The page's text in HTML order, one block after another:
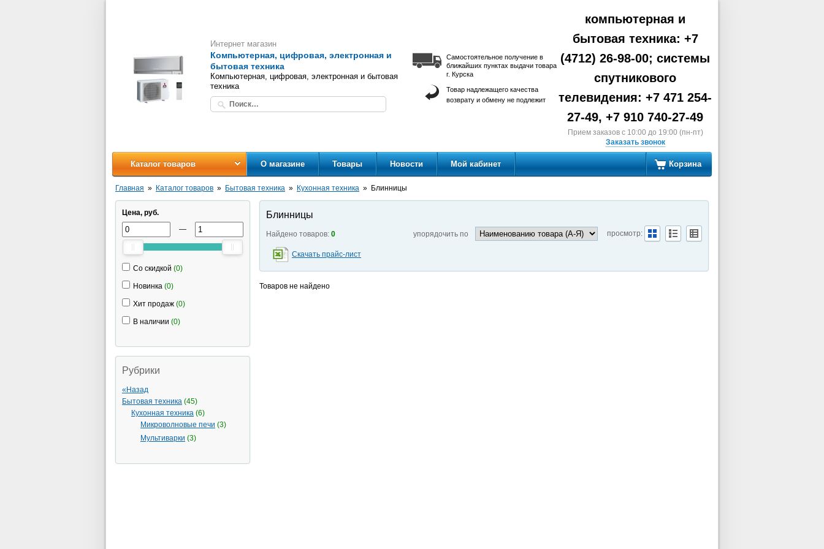
Интернет магазин
Компьютерная, цифровая, электронная и
бытовая техника
Компьютерная, цифровая, электронная и бытовая
техника
Самостоятельное получение в
ближайших пунктах выдачи товара
г. Курска
Товар надлежащего качества
возврату и обмену не подлежит
компьютерная и
бытовая техника: +7
(4712) 26-98-00; системы
спутникового
телевидения: +7 471 254-
27-49, +7 910 740-27-49
Прием заказов с 10:00 до 19:00 (пн-пт)
Заказать звонок
Каталог товаров Корзина
О магазине Товары Новости Мой кабинет
Главная Каталог товаров Бытовая техника Кухонная техника Блинницы
Цена, руб.
—
Со скидкой (0)
Новинка (0)
Хит продаж (0)
В наличии (0)
Рубрики
«Назад
Бытовая техника (45)
Кухонная техника (6)
Микроволновые печи (3)
Мультиварки (3)
Блинницы
Найдено товаров: 0 упорядочить по просмотр:
Скачать прайс-лист
Товаров не найдено